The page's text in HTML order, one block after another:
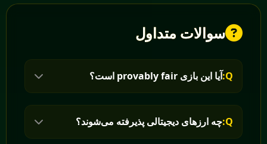
سوالات متداول
Q: آیا این بازی provably fair است؟
Q: چه ارزهای دیجیتالی پذیرفته می‌شوند؟